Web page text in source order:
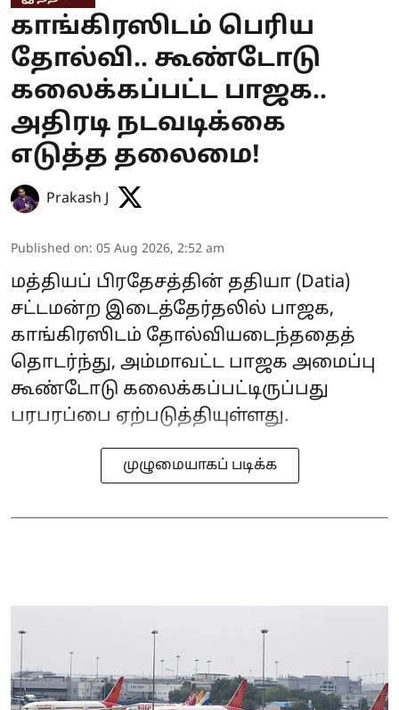
காங்கிரஸிடம் பெரிய
தோல்வி.. கூண்டோடு
கலைக்கப்பட்ட பாஜக..
அதிரடி நடவடிக்கை
எடுத்த தலைமை!
Prakash J
Published on: 05 Aug 2026, 2:52 am
மத்தியப் பிரதேசத்தின் ததியா (Datia)
சட்டமன்ற இடைத்தேர்தலில் பாஜக,
காங்கிரஸிடம் தோல்வியடைந்ததைத்
தொடர்ந்து, அம்மாவட்ட பாஜக அமைப்பு
கூண்டோடு கலைக்கப்பட்டிருப்பது
பரபரப்பை ஏற்படுத்தியுள்ளது.
முழுமையாகப் படிக்க